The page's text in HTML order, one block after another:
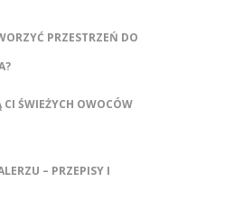
PRZESTRZEŃ DO
ŚWIEŻYCH OWOCÓW
– PRZEPISY I